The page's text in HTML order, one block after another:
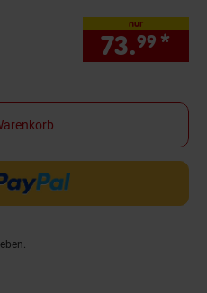
nur
73.99 *